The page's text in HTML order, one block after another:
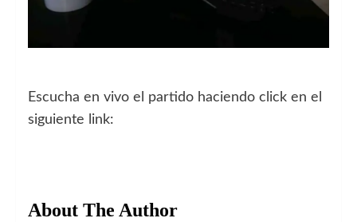
Escucha en vivo el partido haciendo click en el
siguiente link:
About The Author